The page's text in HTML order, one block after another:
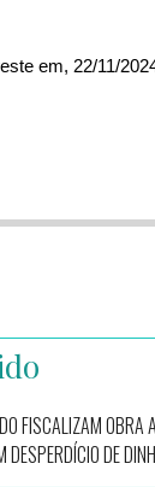
em, 22/11/
FISCALIZAM OBRA
DESPERDÍCIO DE